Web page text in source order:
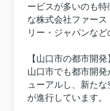
ービスが多いのも
な株式会社ファー
リー・ジャパンなど
【山口市の都市開発
山口市でも都市開
ューアルし、新た
が進行しています。